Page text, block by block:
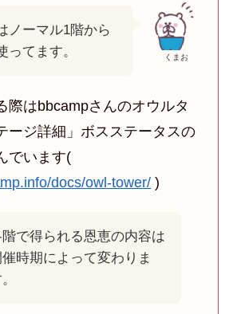
くまお
ノーマル1階から
ってます。
際はbbcampさんのオウルタ
ージ詳細」ボスステータスの
でいます(
docs/owl-tower/ )
で得られる恩恵の内容は
催時期によって変わりま